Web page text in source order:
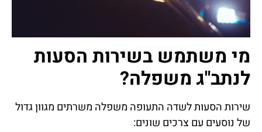
מי משתמש בשירות הסעות
לנתב"ג משפלה?
שירות הסעות לשדה התעופה משפלה משרתים מגוון גדול
של נוסעים עם צרכים שונים: